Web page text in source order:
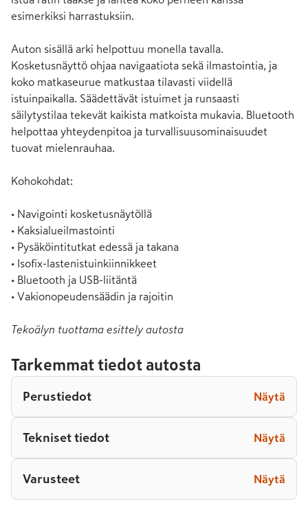
esimerkiksi harrastuksiin.
Auton sisällä arki helpottuu monella tavalla.
Kosketusnäyttö ohjaa navigaatiota sekä ilmastointia, ja
koko matkaseurue matkustaa tilavasti viidellä
istuinpaikalla. Säädettävät istuimet ja runsaasti
säilytystilaa tekevät kaikista matkoista mukavia. Bluetooth
helpottaa yhteydenpitoa ja turvallisuusominaisuudet
tuovat mielenrauhaa.
Kohokohdat:
• Navigointi kosketusnäytöllä
• Kaksialueilmastointi
• Pysäköintitutkat edessä ja takana
• Isofix-lastenistuinkiinnikkeet
• Bluetooth ja USB-liitäntä
• Vakionopeudensäädin ja rajoitin
Tekoälyn tuottama esittely autosta
Tarkemmat tiedot autosta
Perustiedot Näytä
Tekniset tiedot Näytä
Varusteet Näytä